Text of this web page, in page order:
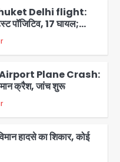
Plane Crash:
क्रैश, जांच शुरू
हादसे का शिकार, कोई
ग्रेटर नोएडा के धूम